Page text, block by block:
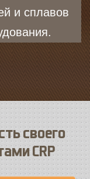
и сплавов
своего
CRP